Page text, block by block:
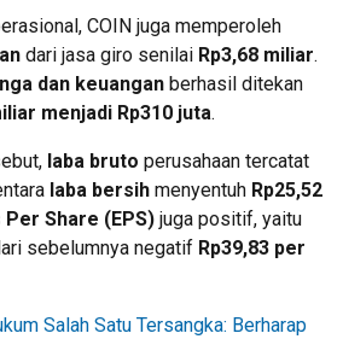
COIN juga memperoleh
dari jasa giro senilai Rp3,68 miliar.
dan keuangan berhasil ditekan
menjadi Rp310 juta.
laba bruto perusahaan tercatat
laba bersih menyentuh Rp25,52
Per Share (EPS) juga positif, yaitu
sebelumnya negatif Rp39,83 per
Salah Satu Tersangka: Berharap